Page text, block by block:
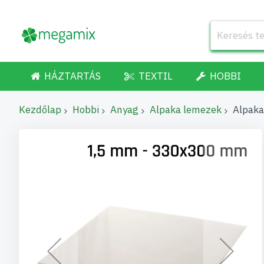
HÁZTARTÁS TEXTIL HOBBI
Kezdőlap Hobbi Anyag Alpaka lemezek